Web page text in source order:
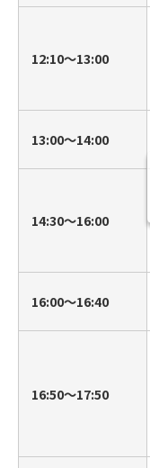
12:10〜13:00
13:00〜14:00
14:30〜16:00
16:00〜16:40
16:50〜17:50